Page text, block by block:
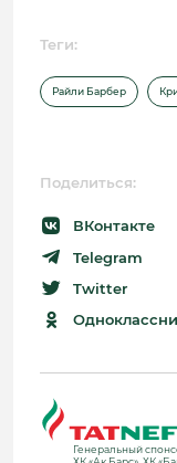
Поделиться:
ВКонтакте
Telegram
Twitter
Теги:
Райли Барбер
Генеральный